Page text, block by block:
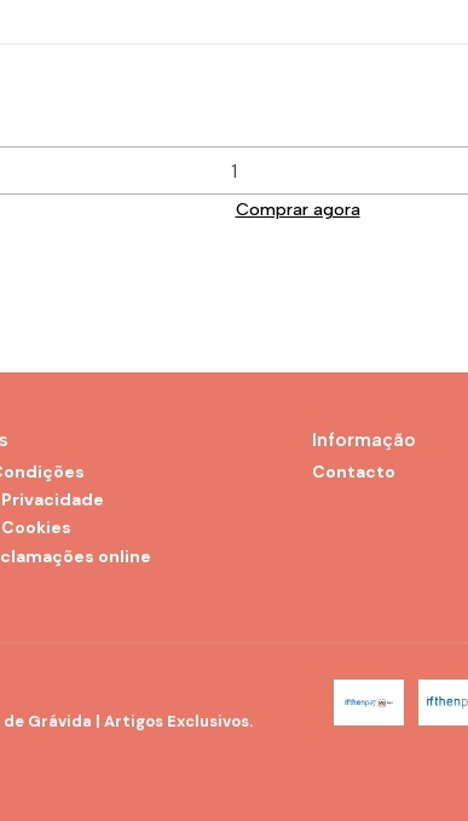
Comprar agora
online
Informação
Contacto
Grávida | Artigos Exclusivos.